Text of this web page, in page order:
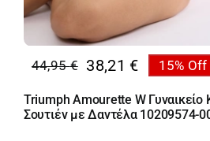
44,95€
Original
price
was:
38,21 €
Η
τρέχουσα
τιμή
15% Off
Triumph Amourette W Γυναικείο
Σουτιέν με Δαντέλα 10209574-